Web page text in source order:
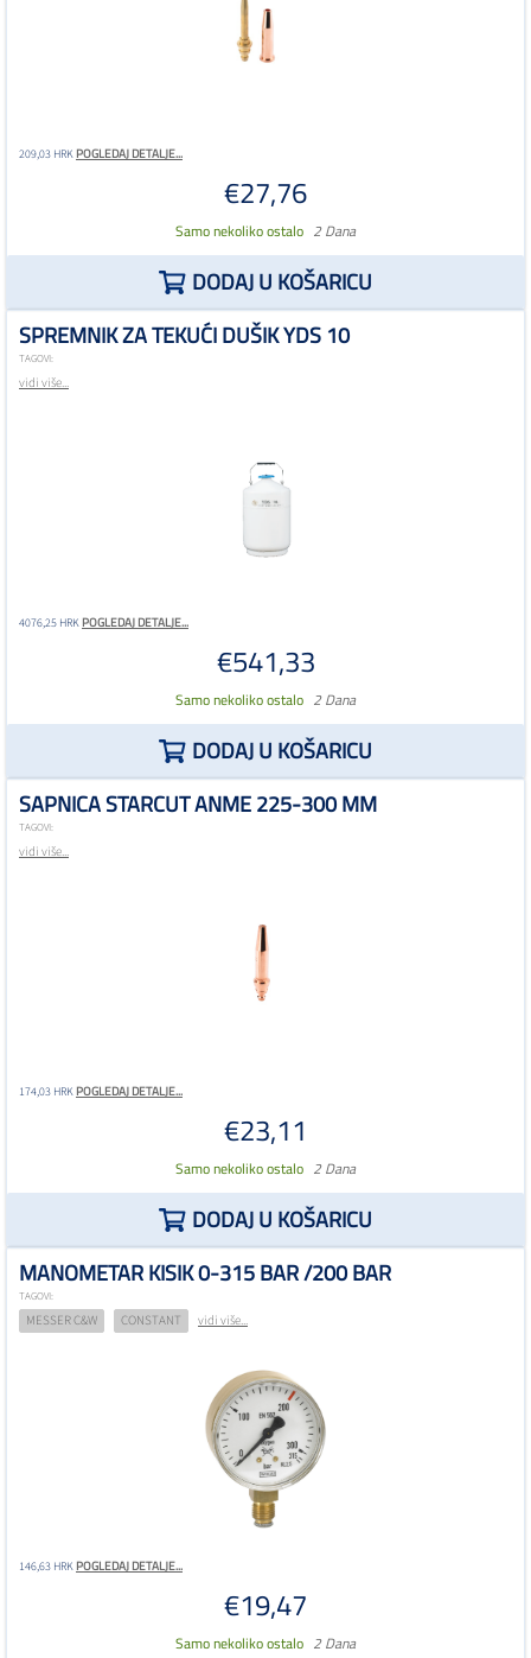
209,03 HRKPOGLEDAJ DETALJE...
€27,76
Samo nekoliko ostalo 2 Dana
DODAJ U KOŠARICU
SPREMNIK ZA TEKUĆI DUŠIK YDS 10
TAGOVI:
vidi više...
4076,25 HRKPOGLEDAJ DETALJE...
€541,33
Samo nekoliko ostalo 2 Dana
DODAJ U KOŠARICU
SAPNICA STARCUT ANME 225-300 MM
TAGOVI:
vidi više...
174,03 HRKPOGLEDAJ DETALJE...
€23,11
Samo nekoliko ostalo 2 Dana
DODAJ U KOŠARICU
MANOMETAR KISIK 0-315 BAR /200 BAR
TAGOVI:
MESSER C&W CONSTANT vidi više...
146,63 HRKPOGLEDAJ DETALJE...
€19,47
Samo nekoliko ostalo 2 Dana